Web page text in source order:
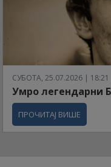
СУБОТА, 25.07.2026 | 18:21
Умро легендарни
ПРОЧИТАЈ ВИШЕ